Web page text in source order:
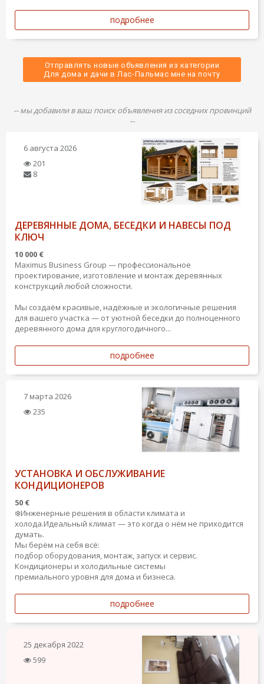
подробнее
Отправлять новые объявления из категории
Для дома и дачи в Лас-Пальмас мне на почту
-- мы добавили в ваш поиск объявления из соседних провинций
--
6 августа 2026
201
8
ДЕРЕВЯННЫЕ ДОМА, БЕСЕДКИ И НАВЕСЫ ПОД
КЛЮЧ
10 000 €
Maximus Business Group — профессиональное
проектирование, изготовление и монтаж деревянных
конструкций любой сложности.
Мы создаём красивые, надёжные и экологичные решения
для вашего участка — от уютной беседки до полноценного
деревянного дома для круглогодичного...
подробнее
7 марта 2026
235
УСТАНОВКА И ОБСЛУЖИВАНИЕ
КОНДИЦИОНЕРОВ
50 €
❄️Инженерные решения в области климата и
холода.Идеальный климат — это когда о нём не приходится
думать.
Мы берём на себя всё:
подбор оборудования, монтаж, запуск и сервис.
Кондиционеры и холодильные системы
премиального уровня для дома и бизнеса.
подробнее
25 декабря 2022
599